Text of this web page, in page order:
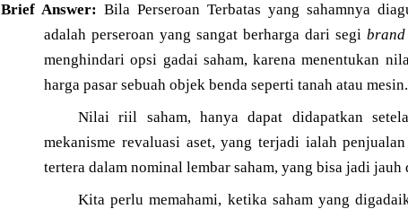
Brief Answer: Bila Perseroan Terbatas yang sahamnya
adalah perseroan yang sangat berharga dari segi brand
menghindari opsi gadai saham, karena menentukan
harga pasar sebuah objek benda seperti tanah atau mesin.
Nilai riil saham, hanya dapat didapatkan
mekanisme revaluasi aset, yang terjadi ialah
tertera dalam nominal lembar saham, yang bisa jadi
Kita perlu memahami, ketika saham yang